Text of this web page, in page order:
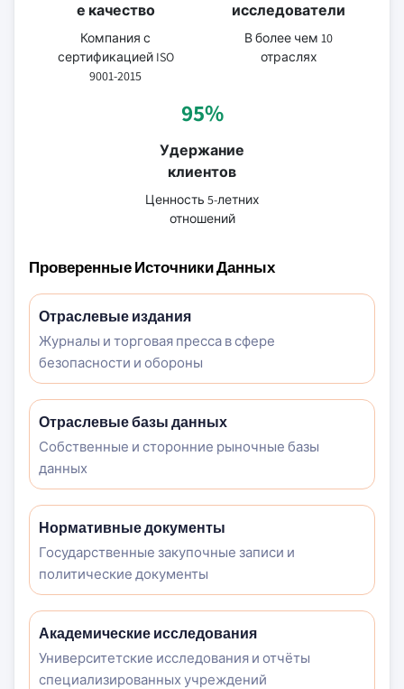
е качество
Компания с
сертификацией ISO
9001-2015
исследователи
В более чем 10
отраслях
95%
Удержание
клиентов
Ценность 5-летних
отношений
Проверенные Источники Данных
Отраслевые издания
Журналы и торговая пресса в сфере
безопасности и обороны
Отраслевые базы данных
Собственные и сторонние рыночные базы
данных
Нормативные документы
Государственные закупочные записи и
политические документы
Академические исследования
Университетские исследования и отчёты
специализированных учреждений